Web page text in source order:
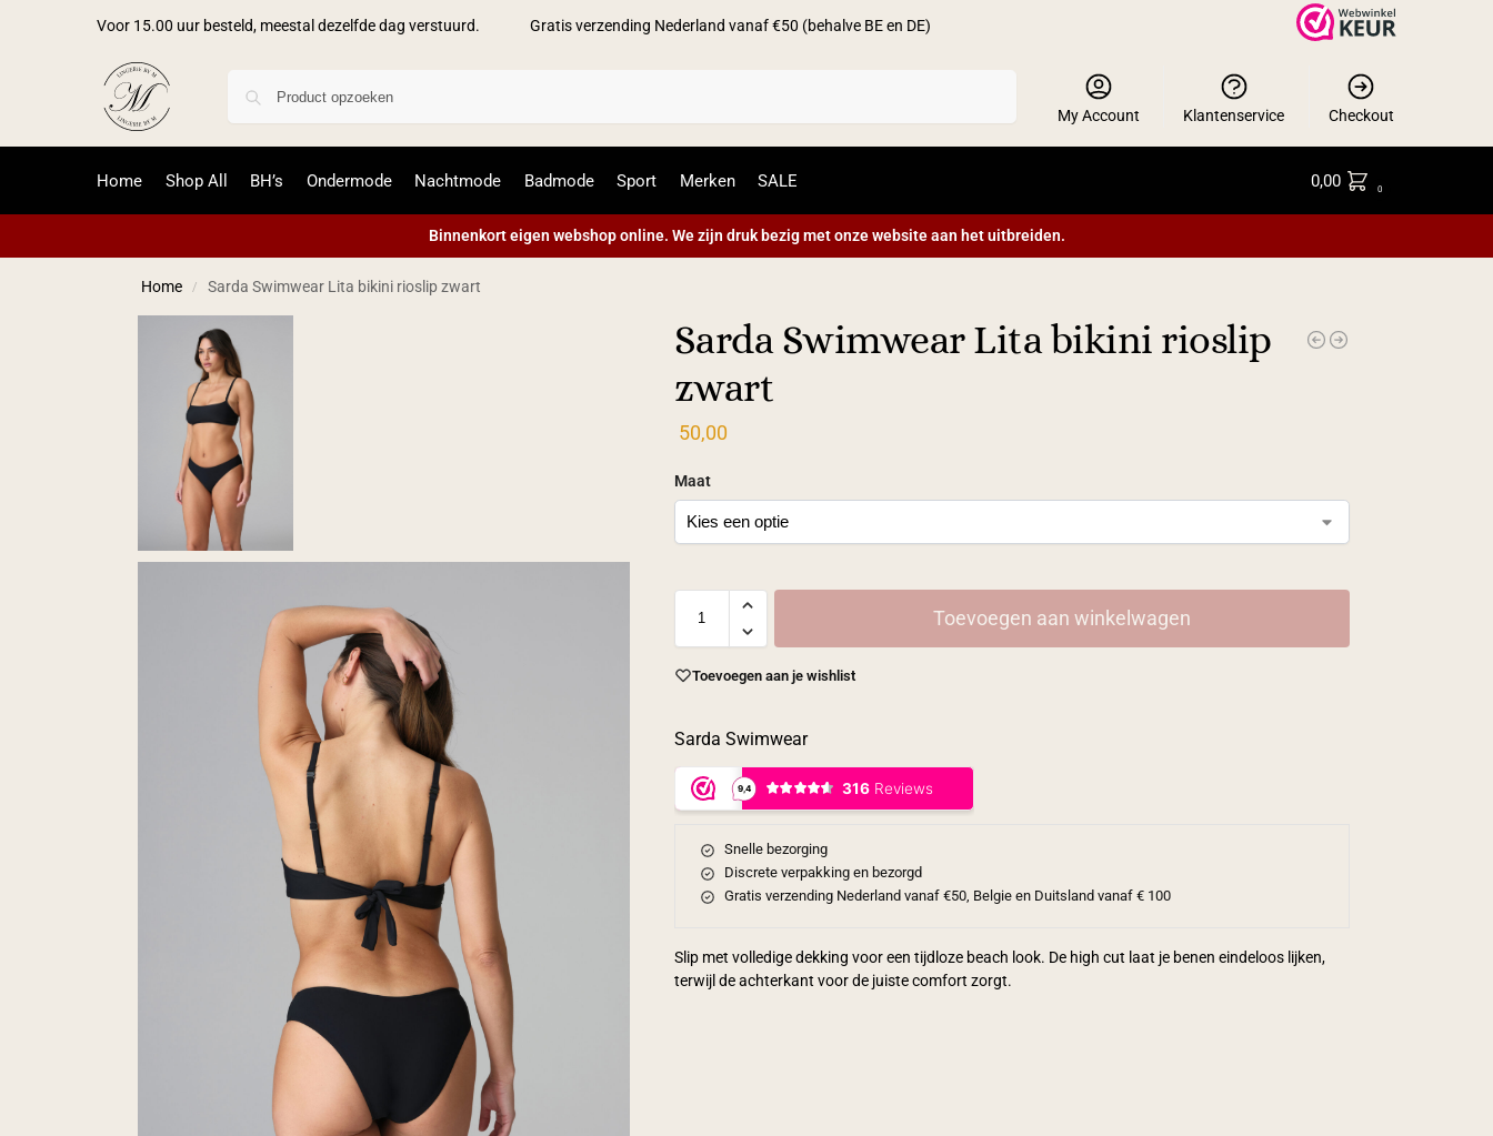
Voor 15.00 uur besteld, meestal dezelfde dag verstuurd. Gratis verzending Nederland vanaf €50 (behalve BE en DE)
My Account Klantenservice Checkout
Home Shop All BH’s Ondermode Nachtmode Badmode Sport Merken SALE 0,00 0
Binnenkort eigen webshop online. We zijn druk bezig met onze website aan het uitbreiden.
Home / Sarda Swimwear Lita bikini rioslip zwart
Sarda Swimwear Lita bikini rioslip
zwart
50,00
Maat
Toevoegen aan winkelwagen
Toevoegen aan je wishlist
Sarda Swimwear
Snelle bezorging
Discrete verpakking en bezorgd
Gratis verzending Nederland vanaf €50, Belgie en Duitsland vanaf € 100
Slip met volledige dekking voor een tijdloze beach look. De high cut laat je benen eindeloos lijken,
terwijl de achterkant voor de juiste comfort zorgt.